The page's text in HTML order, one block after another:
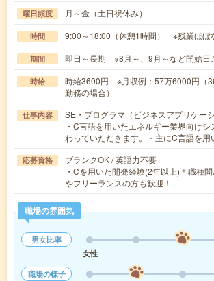
曜日頻度 月～金（土日祝休み）
時間 9:00～18:00（休憩1時間） ※残業ほぼ
期間 即日～長期 ※8月～、9月～など開始日
時給
時給3600円 ※月収例：57万6000円（
勤務の場合）
仕事内容
SE・プログラマ（ビジネスアプリケーシ
・C言語を用いたエネルギー業界向け
わっていただきます。・主にC言語を
応募資格
ブランクOK / 英語力不要
・Cを用いた開発経験(2年以上)＊職種
やフリーランスの方も歓迎！
職場の雰囲気
男女比率
女性
職場の様子